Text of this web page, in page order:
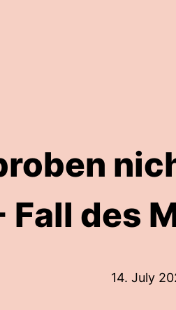
Fall des
14. July